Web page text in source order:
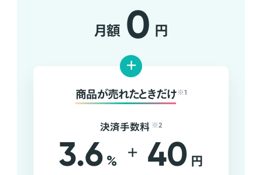
月額 0 円
+
商品が売れたときだけ ※1
決済手数料 ※2
3.6 % + 40 円